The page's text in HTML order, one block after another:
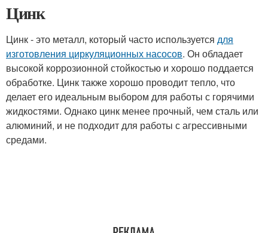
Цинк
Цинк - это металл, который часто используется для
изготовления циркуляционных насосов. Он обладает
высокой коррозионной стойкостью и хорошо поддается
обработке. Цинк также хорошо проводит тепло, что
делает его идеальным выбором для работы с горячими
жидкостями. Однако цинк менее прочный, чем сталь или
алюминий, и не подходит для работы с агрессивными
средами.